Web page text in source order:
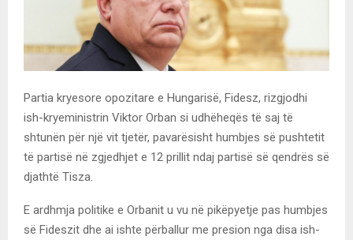
Partia kryesore opozitare e Hungarisë, Fidesz, rizgjodhi
ish-kryeministrin Viktor Orban si udhëheqës të saj të
shtunën për një vit tjetër, pavarësisht humbjes së pushtetit
të partisë në zgjedhjet e 12 prillit ndaj partisë së qendrës së
djathtë Tisza.
E ardhmja politike e Orbanit u vu në pikëpyetje pas humbjes
së Fideszit dhe ai ishte përballur me presion nga disa ish-